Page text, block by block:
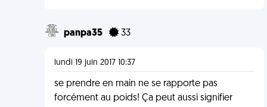
panpa35 33
lundi 19 juin 2017 10:37
se prendre en main ne se rapporte pas
forcément au poids! Ça peut aussi signifier